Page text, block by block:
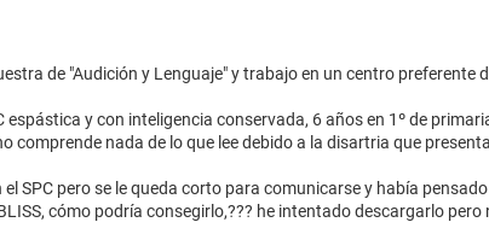
de "Audición y Lenguaje" y trabajo en un centro preferente
espástica y con inteligencia conservada, 6 años en 1º de
comprende nada de lo que lee debido a la disartria que
SPC pero se le queda corto para comunicarse y había
cómo podría consegirlo,??? he intentado descargarlo pero